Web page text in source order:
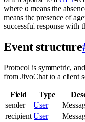
where 0 means the
means the presence of
successful response with
Event structure
Protocol is symmetric,
from JivoChat to a client
Field Type
sender
User
recipient User